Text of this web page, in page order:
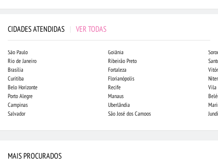
CIDADES ATENDIDAS | VER TODAS
São Paulo
Rio de Janeiro
Brasília
Curitiba
Belo Horizonte
Porto Alegre
Campinas
Salvador
Goiânia
Ribeirão Preto
Fortaleza
Florianópolis
Recife
Manaus
Uberlândia
São José dos Campos
Vila
MAIS PROCURADOS